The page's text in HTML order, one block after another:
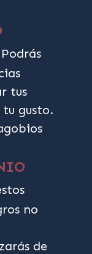
Podrás
tus
gusto.
no
de